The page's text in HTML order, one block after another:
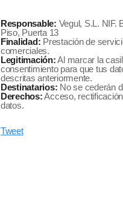
Responsable: Vegul, S.L. NIF.
Piso, Puerta 13
Finalidad: Prestación de
comerciales.
Legitimación:Al marcar la
consentimiento para que tus
descritas anteriormente.
Destinatarios: No se cederán
Derechos:Acceso,
datos.
Tweet